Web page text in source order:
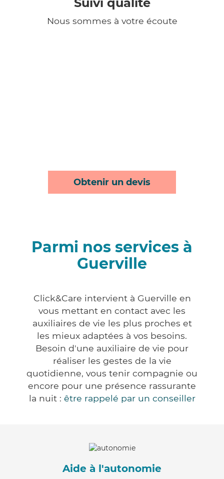
Nous sommes à votre écoute
Obtenir un devis
Parmi nos services à
Guerville
Click&Care intervient à Guerville en
vous mettant en contact avec les
auxiliaires de vie les plus proches et
les mieux adaptées à vos besoins.
Besoin d'une auxiliaire de vie pour
réaliser les gestes de la vie
quotidienne, vous tenir compagnie ou
encore pour une présence rassurante
la nuit : être rappelé par un conseiller
Aide à l'autonomie